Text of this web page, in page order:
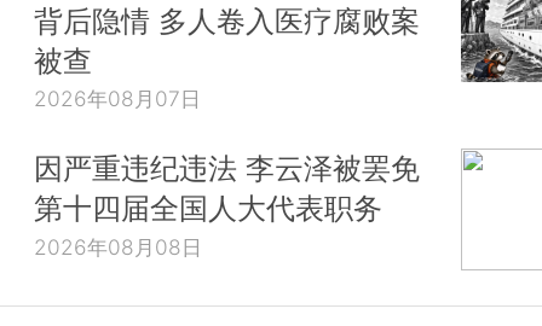
背后隐情 多人卷入医疗腐败案
被查
2026年08月07日
因严重违纪违法 李云泽被罢免
第十四届全国人大代表职务
2026年08月08日